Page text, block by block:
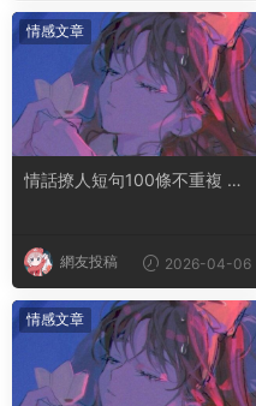
情感文章
情話撩人短句100條不重複 土
網友投稿 2026-04-06
情感文章